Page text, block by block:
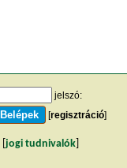
jelszó:
[regisztráció]
jogi tudnivalók